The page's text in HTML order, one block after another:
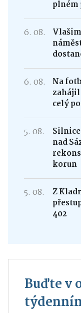
plném
6. 08.
6. 08.
Na
zahájil
celý
5. 08.
nad
korun
5. 08.
Z
402
Buďte v